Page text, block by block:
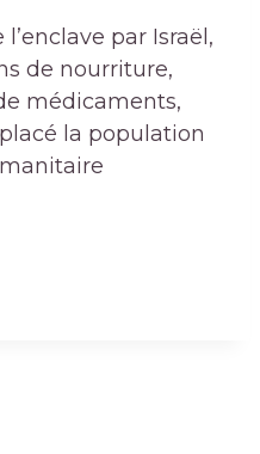
par Israël,
de nourriture,
médicaments,
la population